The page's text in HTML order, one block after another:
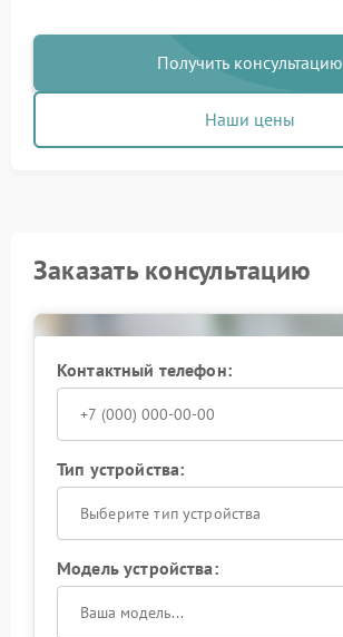
Получить консультацию
Наши цены
Заказать консультацию
Контактный телефон:
Тип устройства:
Выберите тип устройства
Модель устройства: